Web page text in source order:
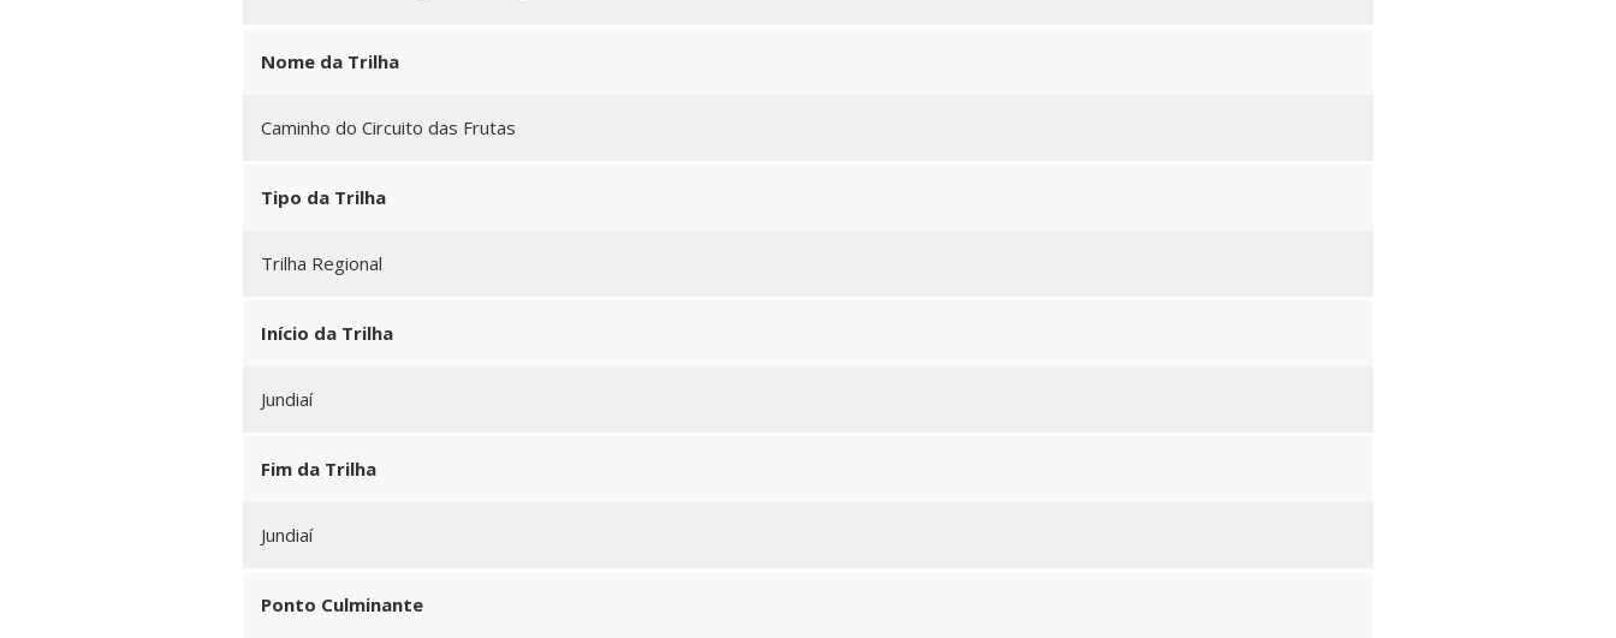
Nome da Trilha
Caminho do Circuito das Frutas
Tipo da Trilha
Trilha Regional
Início da Trilha
Jundiaí
Fim da Trilha
Jundiaí
Ponto Culminante